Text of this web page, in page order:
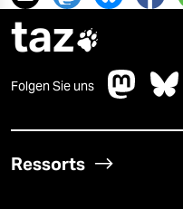
taz
Folgen Sie uns
Ressorts